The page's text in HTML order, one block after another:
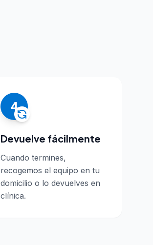
4
Devuelve fácilmente
Cuando termines,
recogemos el equipo en tu
domicilio o lo devuelves en
clínica.